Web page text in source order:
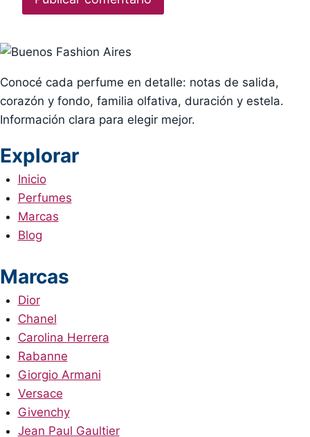
Conocé cada perfume en detalle: notas de salida,
corazón y fondo, familia olfativa, duración y estela.
Información clara para elegir mejor.
Explorar
Inicio
Perfumes
Marcas
Blog
Marcas
Dior
Chanel
Carolina Herrera
Rabanne
Giorgio Armani
Versace
Givenchy
Jean Paul Gaultier